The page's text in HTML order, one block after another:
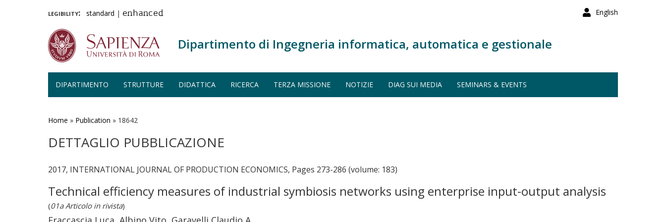
English
legibility: standard | enhanced
Dipartimento di Ingegneria informatica, automatica e gestionale
DIPARTIMENTO STRUTTURE DIDATTICA RICERCA TERZA MISSIONE NOTIZIE DIAG SUI MEDIA SEMINARS & EVENTS
Home » Publication » 18642
DETTAGLIO PUBBLICAZIONE
2017, INTERNATIONAL JOURNAL OF PRODUCTION ECONOMICS, Pages 273-286 (volume: 183)
Technical efficiency measures of industrial symbiosis networks using enterprise input-output analysis
(01a Articolo in rivista)